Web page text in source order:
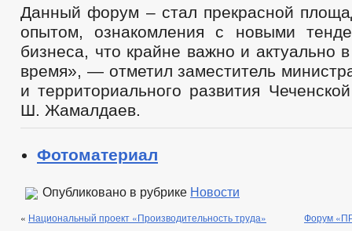
Данный форум – стал прекрасной
опытом, ознакомления с новыми
бизнеса, что крайне важно и актуально
время», — отметил заместитель
и территориального развития
Ш. Жамалдаев.
Фотоматериал
Опубликовано в рубрике Новости
« Национальный проект «Производительность труда» Форум